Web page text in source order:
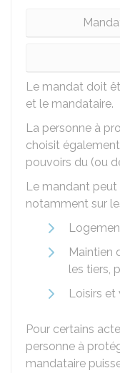
Le mandat doit
et le mandataire.
La personne à
choisit
pouvoirs du (ou
Le mandant peut
notamment sur
Maintien
les tiers,
Loisirs et
Pour certains
personne à
mandataire